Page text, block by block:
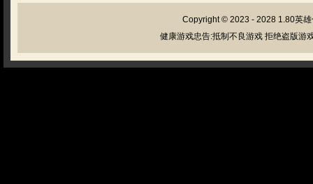
Copyright © 2023 - 2028 1.80英
健康游戏忠告:抵制不良游戏 拒绝盗版游